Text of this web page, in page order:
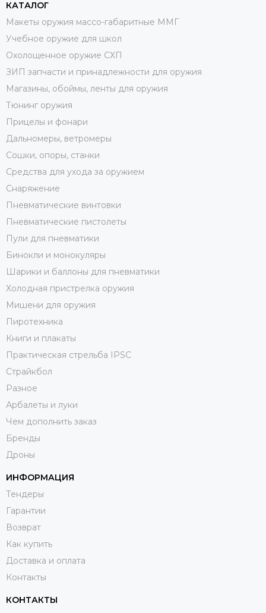
КАТАЛОГ
Макеты оружия массо-габаритные ММГ
Учебное оружие для школ
Охолощенное оружие СХП
ЗИП запчасти и принадлежности для оружия
Магазины, обоймы, ленты для оружия
Тюнинг оружия
Прицелы и фонари
Дальномеры, ветромеры
Сошки, опоры, станки
Средства для ухода за оружием
Снаряжение
Пневматические винтовки
Пневматические пистолеты
Пули для пневматики
Бинокли и монокуляры
Шарики и баллоны для пневматики
Холодная пристрелка оружия
Мишени для оружия
Пиротехника
Книги и плакаты
Практическая стрельба IPSC
Страйкбол
Разное
Арбалеты и луки
Чем дополнить заказ
Бренды
Дроны
ИНФОРМАЦИЯ
Тендеры
Гарантии
Возврат
Как купить
Доставка и оплата
Контакты
КОНТАКТЫ